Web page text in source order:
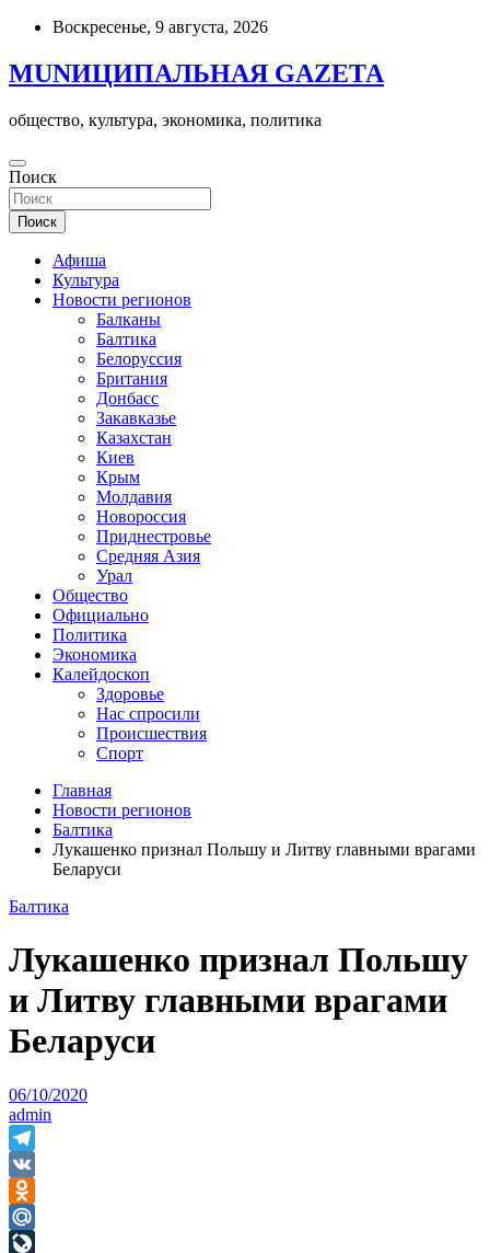
Skip
content
Воскресенье, 9 августа, 2026
MUNИЦИПАЛЬНАЯ GAZЕТА
общество, культура, экономика, политика
Поиск
Поиск
Афиша
Культура
Новости регионов
Балканы
Балтика
Белоруссия
Британия
Донбасс
Закавказье
Казахстан
Киев
Крым
Молдавия
Новороссия
Приднестровье
Средняя Азия
Урал
Общество
Официально
Политика
Экономика
Калейдоскоп
Здоровье
Нас спросили
Происшествия
Спорт
Главная
Новости регионов
Балтика
Лукашенко признал Польшу и Литву главными врагами
Беларуси
Балтика
Лукашенко признал Польшу
и Литву главными врагами
Беларуси
06/10/2020
admin
Telegram
VK
Odnoklassniki
Mail.Ru